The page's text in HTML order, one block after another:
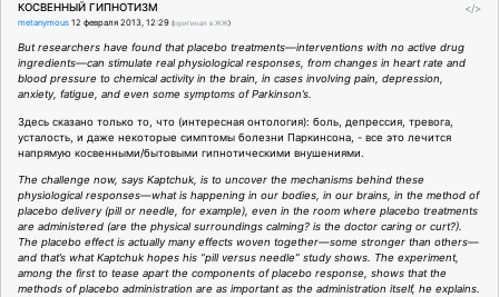
</>
КОСВЕННЫЙ ГИПНОТИЗМ
metanymous 12 февраля 2013, 12:29 (оригинал в ЖЖ)
But researchers have found that placebo treatments—interventions with no active drug
ingredients—can stimulate real physiological responses, from changes in heart rate and
blood pressure to chemical activity in the brain, in cases involving pain, depression,
anxiety, fatigue, and even some symptoms of Parkinson’s.
Здесь сказано только то, что (интересная онтология): боль, депрессия, тревога,
усталость, и даже некоторые симптомы болезни Паркинсона, - все это лечится
напрямую косвенными/бытовыми гипнотическими внушениями.
The challenge now, says Kaptchuk, is to uncover the mechanisms behind these
physiological responses—what is happening in our bodies, in our brains, in the method of
placebo delivery (pill or needle, for example), even in the room where placebo treatments
are administered (are the physical surroundings calming? is the doctor caring or curt?).
The placebo effect is actually many effects woven together—some stronger than others—
and that’s what Kaptchuk hopes his “pill versus needle” study shows. The experiment,
among the first to tease apart the components of placebo response, shows that the
methods of placebo administration are as important as the administration itself, he explains.